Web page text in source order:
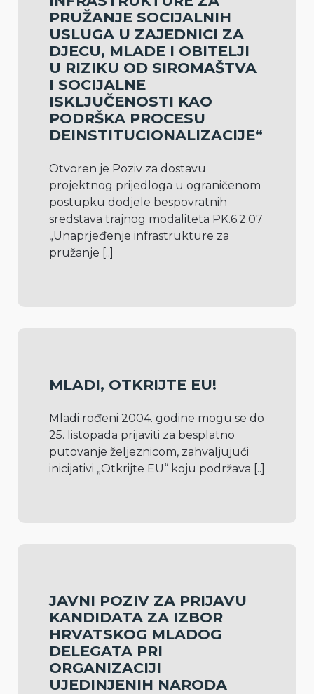
PRUŽANJE SOCIJALNIH
USLUGA U ZAJEDNICI ZA
DJECU, MLADE I OBITELJI
U RIZIKU OD SIROMAŠTVA
I SOCIJALNE
ISKLJUČENOSTI KAO
PODRŠKA PROCESU
DEINSTITUCIONALIZACIJE“
Otvoren je Poziv za dostavu
projektnog prijedloga u ograničenom
postupku dodjele bespovratnih
sredstava trajnog modaliteta PK.6.2.07
„Unaprjeđenje infrastrukture za
pružanje [..]
MLADI, OTKRIJTE EU!
Mladi rođeni 2004. godine mogu se do
25. listopada prijaviti za besplatno
putovanje željeznicom, zahvaljujući
inicijativi „Otkrijte EU“ koju podržava [..]
JAVNI POZIV ZA PRIJAVU
KANDIDATA ZA IZBOR
HRVATSKOG MLADOG
DELEGATA PRI
ORGANIZACIJI
UJEDINJENIH NARODA